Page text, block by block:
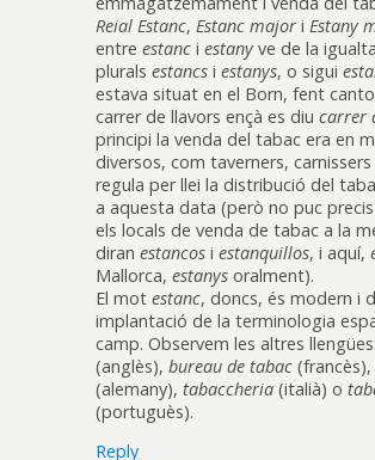
Reial Estanc, Estanc major i Estany
entre estanc i estany ve de la
plurals estancs i estanys, o sigui
estava situat en el Born, fent
carrer de llavors ençà es diu carrer
principi la venda del tabac era en
diversos, com taverners,
regula per llei la distribució del
a aquesta data (però no puc
els locals de venda de tabac a la
diran estancos i estanquillos, i aquí,
Mallorca, estanys oralment).
El mot estanc, doncs, és modern i
implantació de la terminologia
camp. Observem les altres llengües:
(anglès), bureau de tabac (francès),
(alemany), tabaccheria (italià) o
(portuguès).
Reply